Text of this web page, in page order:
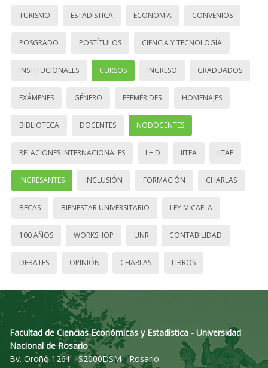
TURISMO ESTADÍSTICA ECONOMÍA CONVENIOS
POSGRADO POSTÍTULOS CIENCIA Y TECNOLOGÍA
INSTITUCIONALES CURSOS INGRESO GRADUADOS
EXÁMENES GÉNERO EFEMÉRIDES HOMENAJES
BIBLIOTECA DOCENTES NODOCENTES
RELACIONES INTERNACIONALES I + D IITEA IITAE
INGRESANTES INCLUSIÓN FORMACIÓN CHARLAS
BECAS BIENESTAR UNIVERSITARIO LEY MICAELA
100 AÑOS WORKSHOP UNR CONTABILIDAD
DEBATES OPINIÓN CHARLAS LIBROS
Facultad de Ciencias Económicas y Estadística - Universidad
Nacional de Rosario
Bv. Oroño 1261 - S2000DSM - Rosario